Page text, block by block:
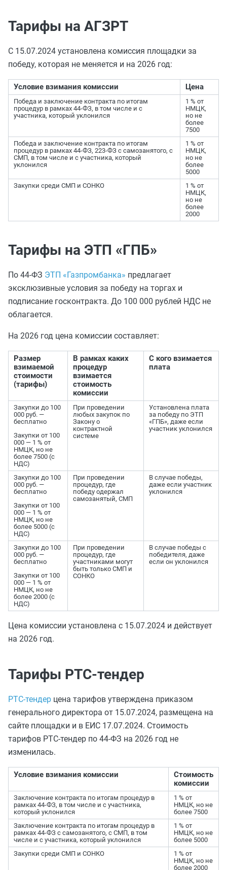
Тарифы на АГЗРТ
С 15.07.2024 установлена комиссия площадки за
победу, которая не меняется и на 2026 год:
Условие взимания комиссии Цена
Победа и заключение контракта по итогам
процедур в рамках 44-ФЗ, в том числе и с
участника, который уклонился
1 % от
НМЦК,
но не
более
7500
Победа и заключение контракта по итогам
процедур в рамках 44-ФЗ, 223-ФЗ с самозанятого, с
СМП, в том числе и с участника, который
уклонился
1 % от
НМЦК,
но не
более
5000
Закупки среди СМП и СОНКО
1 % от
НМЦК,
но не
более
2000
Тарифы на ЭТП «ГПБ»
По 44-ФЗ ЭТП «Газпромбанка» предлагает
эксклюзивные условия за победу на торгах и
подписание госконтракта. До 100 000 рублей НДС не
облагается.
На 2026 год цена комиссии составляет:
Размер
взимаемой
стоимости
(тарифы)
В рамках каких
процедур
взимается
стоимость
комиссии
С кого взимается
плата
Закупки до 100
000 руб. —
бесплатно
Закупки от 100
000 — 1 % от
НМЦК, но не
более 7500 (с
НДС)
При проведении
любых закупок по
Закону о
контрактной
системе
Установлена плата
за победу по ЭТП
«ГПБ», даже если
участник уклонился
Закупки до 100
000 руб. —
бесплатно
Закупки от 100
000 — 1 % от
НМЦК, но не
более 5000 (с
НДС)
При проведении
процедур, где
победу одержал
самозанятый, СМП
В случае победы,
даже если участник
уклонился
Закупки до 100
000 руб. —
бесплатно
Закупки от 100
000 — 1 % от
НМЦК, но не
более 2000 (с
НДС)
При проведении
процедур, где
участниками могут
быть только СМП и
СОНКО
В случае победы с
победителя, даже
если он уклонился
Цена комиссии установлена с 15.07.2024 и действует
на 2026 год.
Тарифы РТС-тендер
РТС-тендер цена тарифов утверждена приказом
генерального директора от 15.07.2024, размещена на
сайте площадки и в ЕИС 17.07.2024. Стоимость
тарифов РТС-тендер по 44-ФЗ на 2026 год не
изменилась.
Условие взимания комиссии
Стоимость
комиссии
Заключение контракта по итогам процедур в
рамках 44-ФЗ, в том числе и с участника,
который уклонился
1 % от
НМЦК, но не
более 7500
Заключение контракта по итогам процедур в
рамках 44-ФЗ с самозанятого, с СМП, в том
числе и с участника, который уклонился
1 % от
НМЦК, но не
более 5000
Закупки среди СМП и СОНКО
1 % от
НМЦК, но не
более 2000